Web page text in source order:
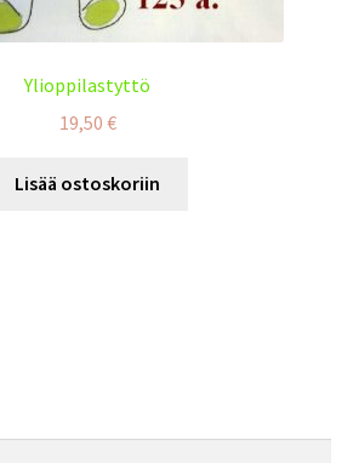
Ylioppilastyttö
19,50 €
Lisää ostoskoriin